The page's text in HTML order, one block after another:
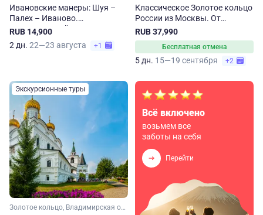
Ивановские манеры: Шуя –
Палех – Иваново.
Национальный маршрут по
RUB 14,900
2 дн. 22—23 августа +1
Классическое Золотое кольцо
России из Москвы. От
Владимира до Сергиева
Посада
RUB 37,990
Бесплатная отмена
5 дн. 15—19 сентября +2
Экскурсионные туры
Золотое кольцо, Владимирская область, Ивановская область, Костромская область, Ярославская область, Московская область, Малое Золотое кольцо
Всё включено
возьмем все
заботы на себя
Перейти